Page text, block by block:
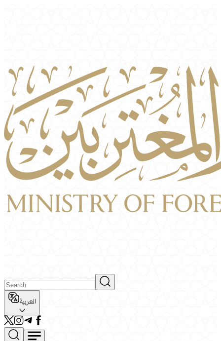
العربية